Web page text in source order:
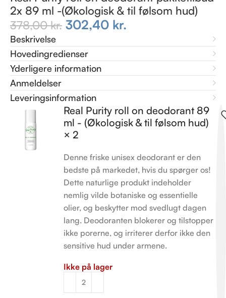
2x 89 ml -(Økologisk & til følsom hud)
378,00kr. 302,40 kr.
Beskrivelse
Hovedingredienser
Yderligere information
Anmeldelser
Leveringsinformation
Real Purity roll on deodorant 89
ml - (Økologisk & til følsom hud)
× 2
Denne friske unisex deodorant er den
bedste på markedet, hvis du spørger os!
Dette naturlige produkt indeholder
nemlig vilde botaniske og essentielle
olier, og beskytter mod svedlugt dagen
lang. Deodoranten blokerer og tilstopper
ikke porerne, og irriterer derfor ikke den
sensitive hud under armene.
Ikke på lager